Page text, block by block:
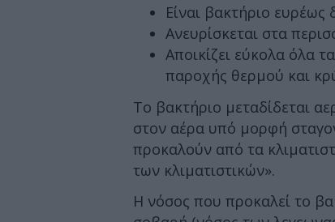
Είναι βακτήριο
Ανευρίσκεται στα
Αποικίζει εύκολα όλα
παροχής θερμού και
Το βακτήριο μεταδίδεται
στον αέρα υπό μορφή
προκαλούν από τα
των κλιματιστικών».
Η νόσος που προκαλεί το